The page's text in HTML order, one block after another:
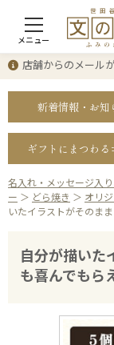
メニュー
店舗からのメール
新着情報・お知
ギフトにまつわる
名入れ・メッセージ入
ー ＞ どら焼き ＞ オリ
いたイラストがそのま
自分が描いた
も喜んでもら